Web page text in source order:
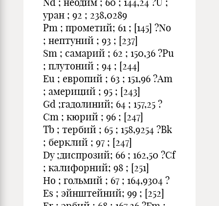
уран ; 92 ; 238,0289
Pm ; прометий; 61 ; [145] ?No
; нептуний ; 93 ; [237]
Sm ; самарий ; 62 ; 150,36 ?Pu
; плутоний ; 94 ; [244]
Eu ; европий ; 63 ; 151,96 ?Am
; америций ; 95 ; [243]
Gd ;гадолиний; 64 ; 157,25 ?
Cm ; кюрий ; 96 ; [247]
Tb ; тербий ; 65 ; 158,9254 ?Bk
; берклий ; 97 ; [247]
Dy ;диспрозий; 66 ; 162,50 ?Cf
; калифорний; 98 ; [251]
Ho ; гольмий ; 67 ; 164,9304 ?
Es ; эйнштейний; 99 ; [252]